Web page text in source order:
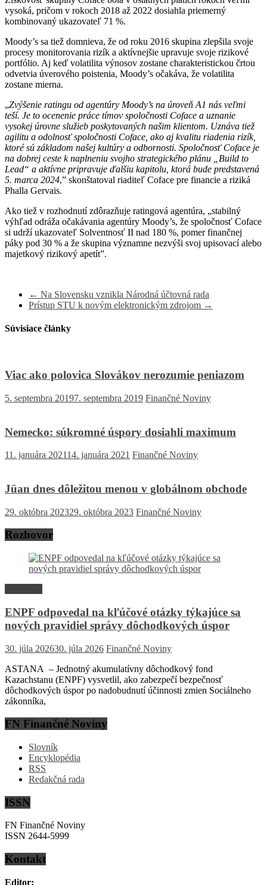
vysoká, pričom v rokoch 2018 až 2022 dosiahla priemerný
kombinovaný ukazovateľ 71 %.
Moody’s sa tiež domnieva, že od roku 2016 skupina zlepšila svoje
procesy monitorovania rizík a aktívnejšie upravuje svoje rizikové
portfólio. Aj keď volatilita výnosov zostane charakteristickou črtou
odvetvia úverového poistenia, Moody’s očakáva, že volatilita
zostane mierna.
„Zvýšenie ratingu od agentúry Moody’s na úroveň A1 nás veľmi
teší. Je to ocenenie práce tímov spoločnosti Coface a uznanie
vysokej úrovne služieb poskytovaných našim klientom. Uznáva tiež
agilitu a odolnosť spoločnosti Coface, ako aj kvalitu riadenia rizík,
ktoré sú základom našej kultúry a odbornosti. Spoločnosť Coface je
na dobrej ceste k naplneniu svojho strategického plánu „Build to
Lead“ a aktívne pripravuje ďalšiu kapitolu, ktorá bude predstavená
5. marca 2024,” skonštatoval riaditeľ Coface pre financie a riziká
Phalla Gervais.
Ako tiež v rozhodnutí zdôrazňuje ratingová agentúra, „stabilný
výhľad odráža očakávania agentúry Moody’s, že spoločnosť Coface
si udrží ukazovateľ Solventnosť II nad 180 %, pomer finančnej
páky pod 30 % a že skupina významne nezvýši svoj upisovací alebo
majetkový rizikový apetít”.
← Na Slovensku vznikla Národná účtovná rada
Prístup STU k novým elektronickým zdrojom →
Súvisiace články
Viac ako polovica Slovákov nerozumie peniazom
5. septembra 20197. septembra 2019 Finančné Noviny
Nemecko: súkromné úspory dosiahli maximum
11. januára 202114. januára 2021 Finančné Noviny
Jüan dnes dôležitou menou v globálnom obchode
29. októbra 202329. októbra 2023 Finančné Noviny
Rozhovor
ENPF odpovedal na kľúčové otázky týkajúce sa
nových pravidiel správy dôchodkových úspor
30. júla 202630. júla 2026 Finančné Noviny
ASTANA – Jednotný akumulatívny dôchodkový fond
Kazachstanu (ENPF) vysvetlil, ako zabezpečí bezpečnosť
dôchodkových úspor po nadobudnutí účinnosti zmien Sociálneho
zákonníka,
FN Finančné Noviny
Slovník
Encyklopédia
RSS
Redakčná rada
ISSN
FN Finančné Noviny
ISSN 2644-5999
Kontakt
Editor: